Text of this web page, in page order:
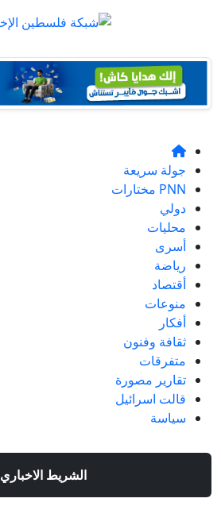
جولة سريعة
PNN مختارات
دولي
محليات
أسرى
رياضة
أقتصاد
منوعات
أفكار
ثقافة وفنون
متفرقات
تقارير مصورة
قالت اسرائيل
سياسة
الشريط الاخباري